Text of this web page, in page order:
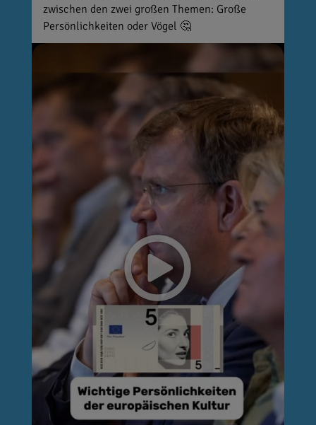
zwischen den zwei großen Themen: Große
Persönlichkeiten oder Vögel 🤔